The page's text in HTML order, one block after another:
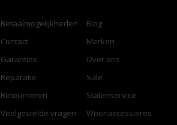
Betaalmogelijkheden
Contact
Garanties
Reparatie
Retourneren
Veelgestelde vragen
Blog
Merken
Over ons
Sale
Stalenservice
Woonaccessoires